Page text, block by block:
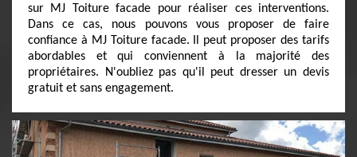
sur MJ Toiture facade pour réaliser ces interventions.
Dans ce cas, nous pouvons vous proposer de faire
confiance à MJ Toiture facade. Il peut proposer des tarifs
abordables et qui conviennent à la majorité des
propriétaires. N'oubliez pas qu'il peut dresser un devis
gratuit et sans engagement.